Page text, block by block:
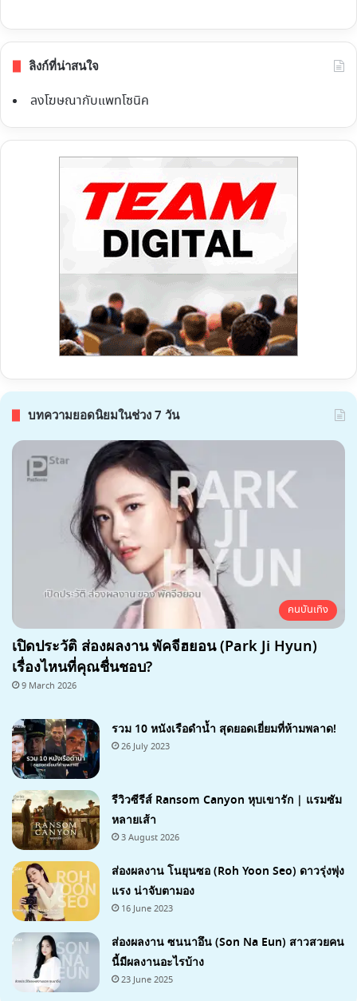
ลิงก์ที่น่าสนใจ
ลงโฆษณากับแพทโซนิค
บทความยอดนิยมในช่วง 7 วัน
คนบันเทิง
เปิดประวัติ ส่องผลงาน พัคจีฮยอน (Park Ji Hyun)
เรื่องไหนที่คุณชื่นชอบ?
9 March 2026
รวม 10 หนังเรือดำน้ำ สุดยอดเยี่ยมที่ห้ามพลาด!
26 July 2023
7.1
รีวิวซีรีส์ Ransom Canyon หุบเขารัก | แรมซัม
หลายเส้า
3 August 2026
ส่องผลงาน โนยุนซอ (Roh Yoon Seo) ดาวรุ่งพุ่ง
แรง น่าจับตามอง
16 June 2023
ส่องผลงาน ซนนาอึน (Son Na Eun) สาวสวยคน
นี้มีผลงานอะไรบ้าง
23 June 2025